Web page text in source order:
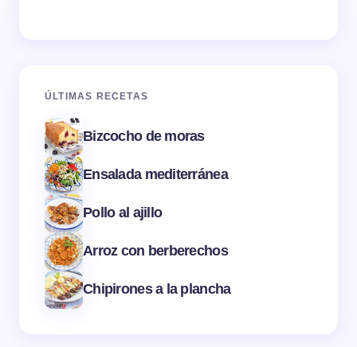
ÚLTIMAS RECETAS
Bizcocho de moras
Ensalada mediterránea
Pollo al ajillo
Arroz con berberechos
Chipirones a la plancha